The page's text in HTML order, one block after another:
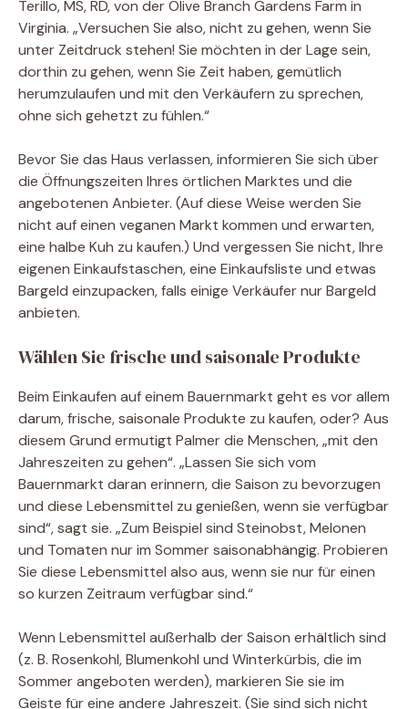
Terillo, MS, RD, von der Olive Branch Gardens Farm in
Virginia. „Versuchen Sie also, nicht zu gehen, wenn Sie
unter Zeitdruck stehen! Sie möchten in der Lage sein,
dorthin zu gehen, wenn Sie Zeit haben, gemütlich
herumzulaufen und mit den Verkäufern zu sprechen,
ohne sich gehetzt zu fühlen.“
Bevor Sie das Haus verlassen, informieren Sie sich über
die Öffnungszeiten Ihres örtlichen Marktes und die
angebotenen Anbieter. (Auf diese Weise werden Sie
nicht auf einen veganen Markt kommen und erwarten,
eine halbe Kuh zu kaufen.) Und vergessen Sie nicht, Ihre
eigenen Einkaufstaschen, eine Einkaufsliste und etwas
Bargeld einzupacken, falls einige Verkäufer nur Bargeld
anbieten.
Wählen Sie frische und saisonale Produkte
Beim Einkaufen auf einem Bauernmarkt geht es vor allem
darum, frische, saisonale Produkte zu kaufen, oder? Aus
diesem Grund ermutigt Palmer die Menschen, „mit den
Jahreszeiten zu gehen“. „Lassen Sie sich vom
Bauernmarkt daran erinnern, die Saison zu bevorzugen
und diese Lebensmittel zu genießen, wenn sie verfügbar
sind“, sagt sie. „Zum Beispiel sind Steinobst, Melonen
und Tomaten nur im Sommer saisonabhängig. Probieren
Sie diese Lebensmittel also aus, wenn sie nur für einen
so kurzen Zeitraum verfügbar sind.“
Wenn Lebensmittel außerhalb der Saison erhältlich sind
(z. B. Rosenkohl, Blumenkohl und Winterkürbis, die im
Sommer angeboten werden), markieren Sie sie im
Geiste für eine andere Jahreszeit. (Sie sind sich nicht